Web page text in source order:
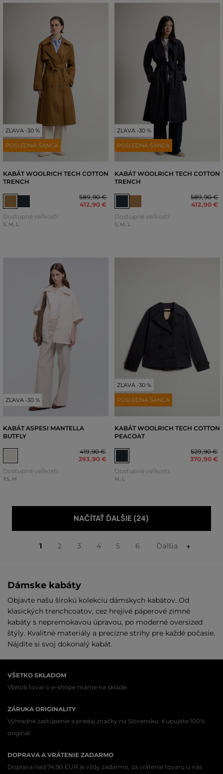
ZĽAVA -30 %
POSLEDNÁ ŠANCA
KABÁT WOOLRICH TECH COTTON
TRENCH
589,90 €
412,90 €
Dostupné veľkosti:
S, M L
ZĽAVA -30 %
POSLEDNÁ ŠANCA
KABÁT WOOLRICH TECH COTTON
TRENCH
589,90 €
412,90 €
Dostupné veľkosti:
S, M L
ZĽAVA -30 %
KABÁT ASPESI MANTELLA
BUTFLY
419,90 €
293,90 €
Dostupné veľkosti:
XS, M
ZĽAVA -30 %
POSLEDNÁ ŠANCA
KABÁT WOOLRICH TECH COTTON
PEACOAT
529,90 €
370,90 €
Dostupné veľkosti:
M, L
NAČÍTAŤ ĎALŠIE (24)
1 2 3 4 5 6 Ďalšia
Dámske kabáty
Objavte našu širokú kolekciu dámskych kabátov. Od
klasických trenchcoatov, cez hrejivé páperové zimné
kabáty s nepremokavou úpravou, po moderné oversized
štýly. Kvalitné materiály a precízne strihy pre každé počasie.
Nájdite si svoj dokonalý kabát.
VŠETKO SKLADOM
Všetok tovar v e-shope máme na sklade.
ZÁRUKA ORIGINALITY
Výhradné zastúpenie a predaj značky na Slovensku. Kupujete 100%
originál.
DOPRAVA A VRÁTENIE ZADARMO
Doprava nad 74,90 EUR je vždy zadarmo, za vrátenie tovaru u nás